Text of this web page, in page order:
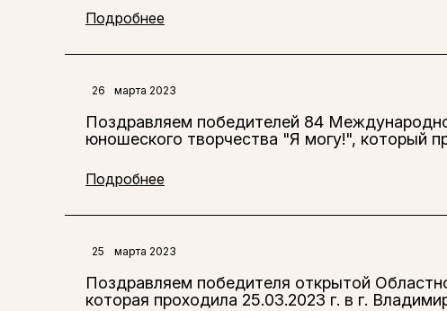
Подробнее
26 марта 2023
Поздравляем победителей 84
юношеского творчества "Я могу!", который
Подробнее
25 марта 2023
Поздравляем победителя открытой
которая проходила 25.03.2023 г. в г.